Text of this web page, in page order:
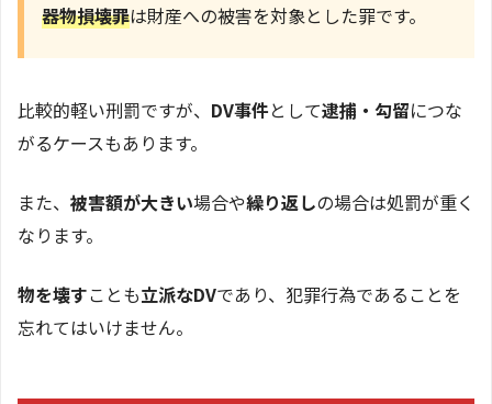
器物損壊罪は財産への被害を対象とした罪です。
比較的軽い刑罰ですが、 DV事件として逮捕・勾留につな
がるケースもあります。
また、 被害額が大きい場合や繰り返しの場合は処罰が重く
なります。
物を壊すことも立派なDVであり、犯罪行為であることを
忘れてはいけません。